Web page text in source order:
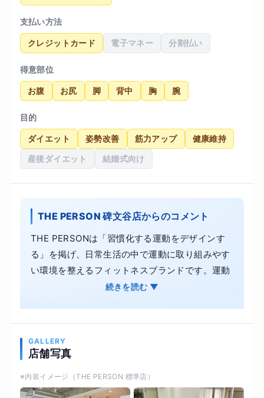
支払い方法
クレジットカード 電子マネー 分割払い
得意部位
お腹 お尻 脚 背中 胸 腕
目的
ダイエット 姿勢改善 筋力アップ 健康維持
産後ダイエット 結婚式向け
THE PERSON 碑文谷店からのコメント
THE PERSONは「習慣化する運動をデザインす
る」を掲げ、日常生活の中で運動に取り組みやす
い環境を整えるフィットネスブランドです。運動
を日常にするためには、続けられる環境が大切で
ーナーの1時間を少人数でシェアすることで価格
動」を創るために私たちは、日々研鑽を重ねてい
続きを読む ▼
GALLERY
店舗写真
※内装イメージ（THE PERSON 標準店）